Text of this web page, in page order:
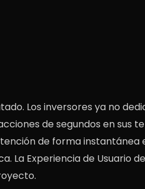
Los inversores ya no
de segundos en sus
de forma instantánea
La Experiencia de Usuario